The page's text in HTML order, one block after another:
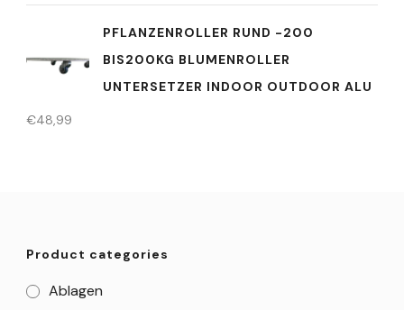
PFLANZENROLLER RUND -200
BIS200KG BLUMENROLLER
UNTERSETZER INDOOR OUTDOOR ALU
€48,99
Product categories
Ablagen